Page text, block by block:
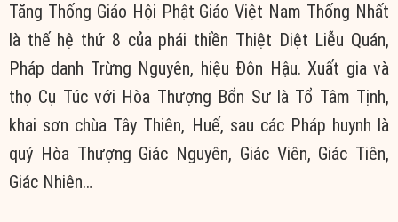
Tăng Thống Giáo Hội Phật Giáo Việt Nam Thống Nhất
là thế hệ thứ 8 của phái thiền Thiệt Diệt Liễu Quán,
Pháp danh Trừng Nguyên, hiệu Đôn Hậu. Xuất gia và
thọ Cụ Túc với Hòa Thượng Bổn Sư là Tổ Tâm Tịnh,
khai sơn chùa Tây Thiên, Huế, sau các Pháp huynh là
quý Hòa Thượng Giác Nguyên, Giác Viên, Giác Tiên,
Giác Nhiên…